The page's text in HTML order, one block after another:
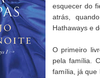
esquecer do
atrás,
Hathaways e
O primeiro
pela família.
família, já que